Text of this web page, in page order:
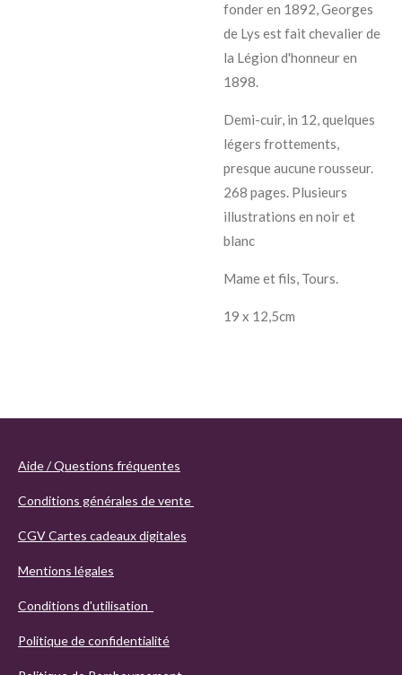
fonder en 1892, Georges
de Lys est fait chevalier de
la Légion d'honneur en
1898.
Demi-cuir, in 12, quelques
légers frottements,
presque aucune rousseur.
268 pages. Plusieurs
illustrations en noir et
blanc
Mame et fils, Tours.
19 x 12,5cm
Aide / Questions fréquentes
Conditions générales de vente
CGV Cartes cadeaux digitales
Mentions légales
Conditions d'utilisation
Politique de confidentialité